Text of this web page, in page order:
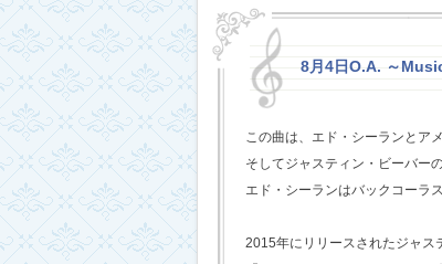
8月4日O.A. ～
この曲は、エド・シーランとア
そしてジャスティン・ビーバーの
エド・シーランはバックコーラ
2015年にリリースされたジャス